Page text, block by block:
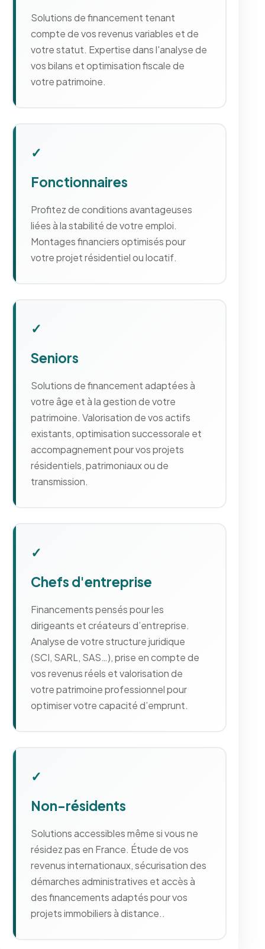
Solutions de financement tenant
compte de vos revenus variables et de
votre statut. Expertise dans l'analyse de
vos bilans et optimisation fiscale de
votre patrimoine.
✓
Fonctionnaires
Profitez de conditions avantageuses
liées à la stabilité de votre emploi.
Montages financiers optimisés pour
votre projet résidentiel ou locatif.
✓
Seniors
Solutions de financement adaptées à
votre âge et à la gestion de votre
patrimoine. Valorisation de vos actifs
existants, optimisation successorale et
accompagnement pour vos projets
résidentiels, patrimoniaux ou de
transmission.
✓
Chefs d'entreprise
Financements pensés pour les
dirigeants et créateurs d’entreprise.
Analyse de votre structure juridique
(SCI, SARL, SAS…), prise en compte de
vos revenus réels et valorisation de
votre patrimoine professionnel pour
optimiser votre capacité d’emprunt.
✓
Non-résidents
Solutions accessibles même si vous ne
résidez pas en France. Étude de vos
revenus internationaux, sécurisation des
démarches administratives et accès à
des financements adaptés pour vos
projets immobiliers à distance..